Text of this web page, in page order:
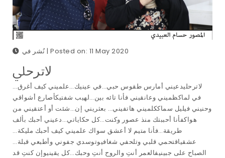
نُشر في | Posted on: 11 May 2020
ﻻﺗﺮﺣﲇ
…لاترحليدعيني أمارس طقوس حبي…في عينيك…علميني كيف أغرق
في لماكظميني وعانقيني فأنا تائه بين…لهيب شفتيكأصارع أشواقي
وحنيني فيليل سماككلميني هاتفيني… بعثريني إن…شئت أو أعتقيني من
هواكفأنا أحببتك منذ عصور وكنت…كل حكاياتي…دعيني أحبك بألف
طريقة…فأنا متيم لا أعشق سواك علميني كيف أحبك مليكة…
عشقياقتحمي قلبي وتلحفي شغافيوتوسدي جفوني وأطبعي قبلة…
الصباح على جبينيفالعمر أنتِ والروح أنتِ وحبك…كل يقينيوإن كنتِ قد